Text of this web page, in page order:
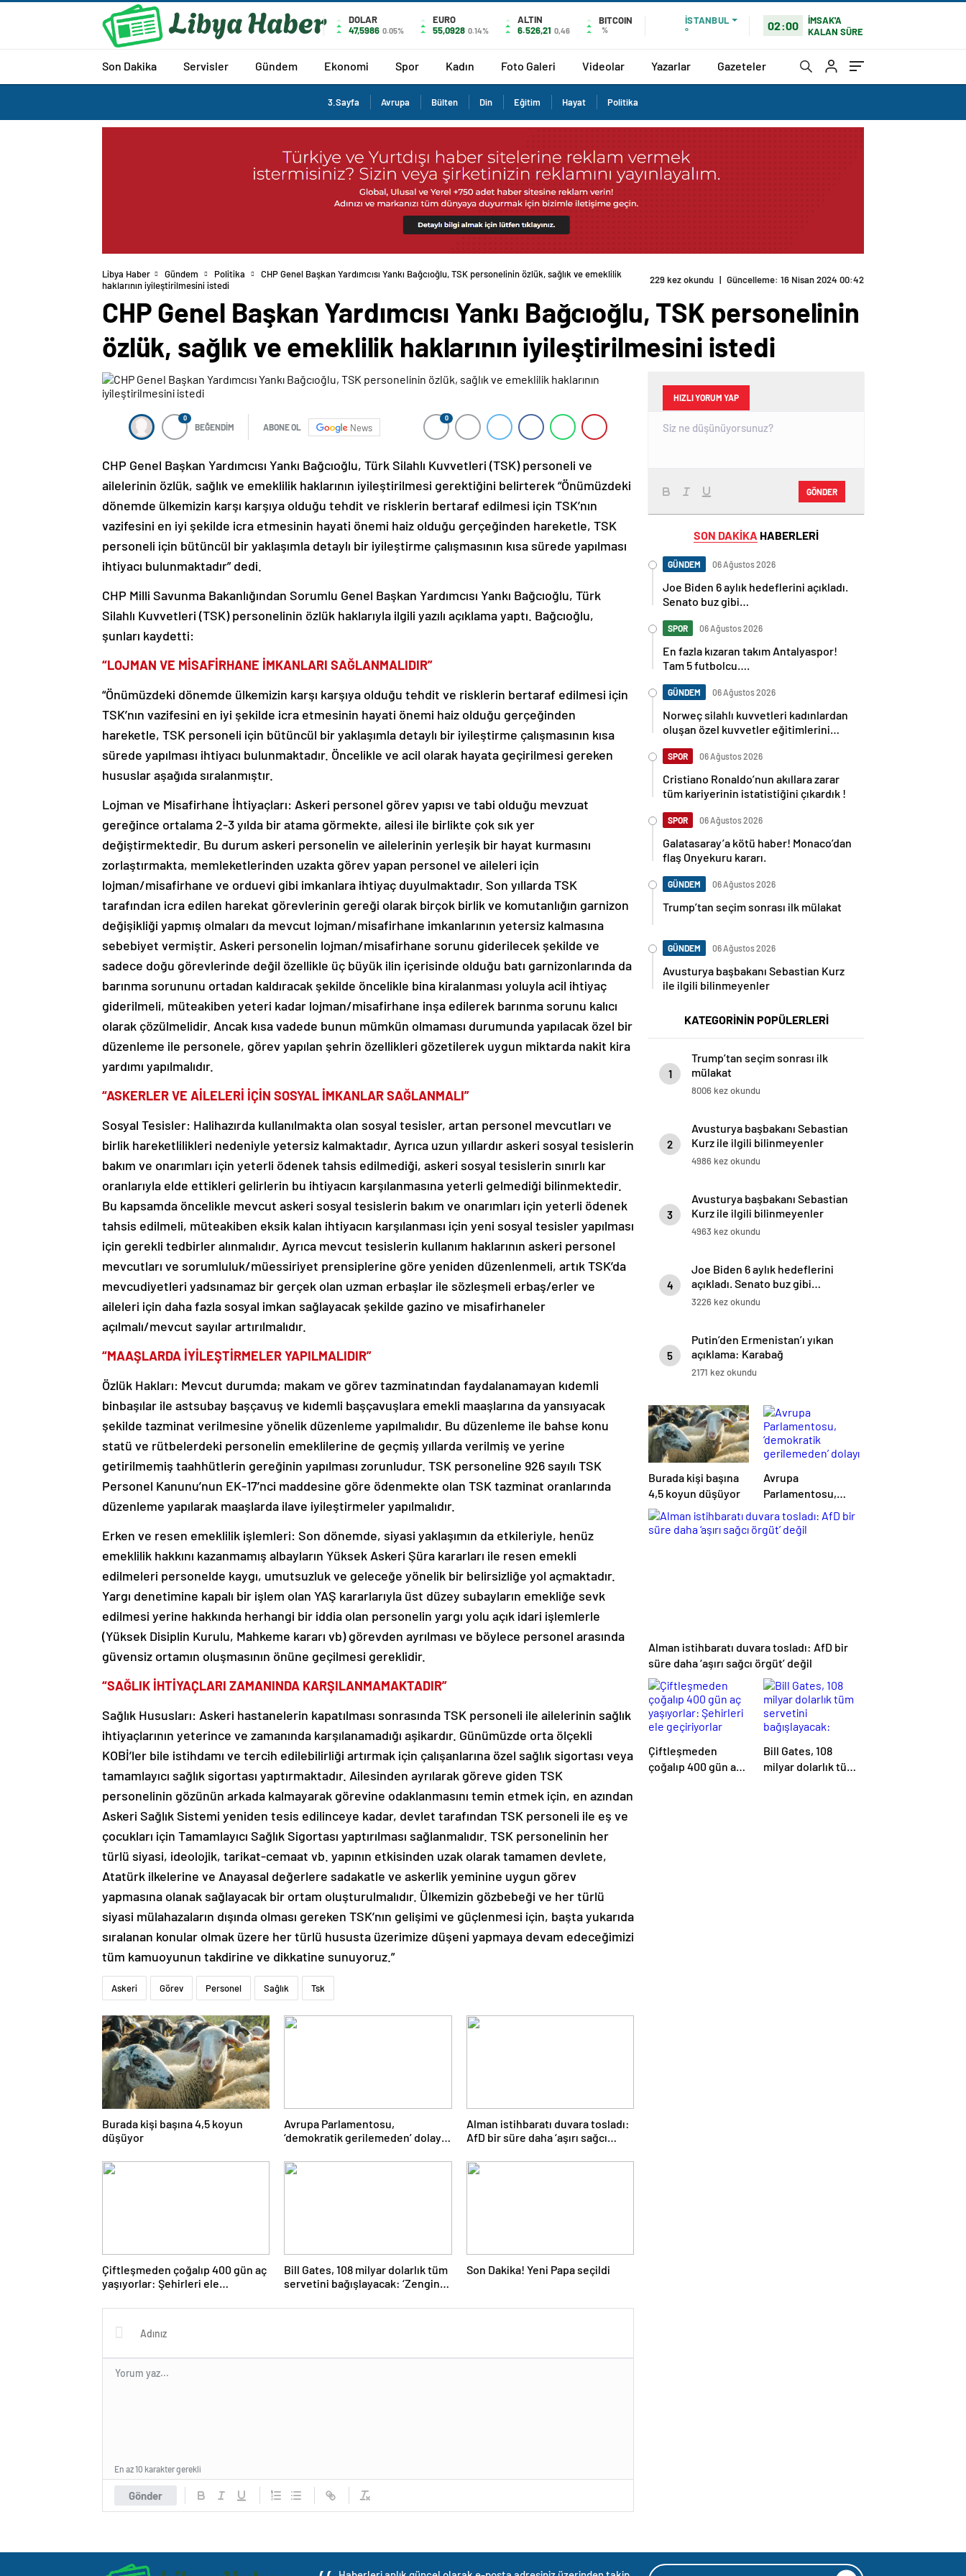
DOLAR
47,5986 0.05%
EURO
55,0928 0.14%
ALTIN
6.526,21 0,46
BITCOIN
%
İSTANBUL
°
02:00
İMSAK'A
KALAN SÜRE
Son Dakika Servisler Gündem Ekonomi Spor Kadın Foto Galeri Videolar Yazarlar Gazeteler
3.Sayfa Avrupa Bülten Din Eğitim Hayat Politika
Libya Haber Gündem Politika
CHP Genel Başkan Yardımcısı Yankı Bağcıoğlu, TSK personelinin özlük, sağlık ve emeklilik
haklarının iyileştirilmesini istedi
229 kez okundu | Güncelleme: 16 Nisan 2024 00:42
CHP Genel Başkan Yardımcısı Yankı Bağcıoğlu, TSK personelinin
özlük, sağlık ve emeklilik haklarının iyileştirilmesini istedi
0
BEĞENDİM ABONE OL News
0
CHP Genel Başkan Yardımcısı Yankı Bağcıoğlu, Türk Silahlı Kuvvetleri (TSK) personeli ve
ailelerinin özlük, sağlık ve emeklilik haklarının iyileştirilmesi gerektiğini belirterek “Önümüzdeki
dönemde ülkemizin karşı karşıya olduğu tehdit ve risklerin bertaraf edilmesi için TSK’nın
vazifesini en iyi şekilde icra etmesinin hayati önemi haiz olduğu gerçeğinden hareketle, TSK
personeli için bütüncül bir yaklaşımla detaylı bir iyileştirme çalışmasının kısa sürede yapılması
ihtiyacı bulunmaktadır” dedi.
CHP Milli Savunma Bakanlığından Sorumlu Genel Başkan Yardımcısı Yankı Bağcıoğlu, Türk
Silahlı Kuvvetleri (TSK) personelinin özlük haklarıyla ilgili yazılı açıklama yaptı. Bağcıoğlu,
şunları kaydetti:
“LOJMAN VE MİSAFİRHANE İMKANLARI SAĞLANMALIDIR”
“Önümüzdeki dönemde ülkemizin karşı karşıya olduğu tehdit ve risklerin bertaraf edilmesi için
TSK’nın vazifesini en iyi şekilde icra etmesinin hayati önemi haiz olduğu gerçeğinden
hareketle, TSK personeli için bütüncül bir yaklaşımla detaylı bir iyileştirme çalışmasının kısa
sürede yapılması ihtiyacı bulunmaktadır. Öncelikle ve acil olarak hayata geçirilmesi gereken
hususlar aşağıda sıralanmıştır.
Lojman ve Misafirhane İhtiyaçları: Askeri personel görev yapısı ve tabi olduğu mevzuat
gereğince ortalama 2-3 yılda bir atama görmekte, ailesi ile birlikte çok sık yer
değiştirmektedir. Bu durum askeri personelin ve ailelerinin yerleşik bir hayat kurmasını
zorlaştırmakta, memleketlerinden uzakta görev yapan personel ve aileleri için
lojman/misafirhane ve orduevi gibi imkanlara ihtiyaç duyulmaktadır. Son yıllarda TSK
tarafından icra edilen harekat görevlerinin gereği olarak birçok birlik ve komutanlığın garnizon
değişikliği yapmış olmaları da mevcut lojman/misafirhane imkanlarının yetersiz kalmasına
sebebiyet vermiştir. Askeri personelin lojman/misafirhane sorunu giderilecek şekilde ve
sadece doğu görevlerinde değil özellikle üç büyük ilin içerisinde olduğu batı garnizonlarında da
barınma sorununu ortadan kaldıracak şekilde öncelikle bina kiralanması yoluyla acil ihtiyaç
giderilmeli, müteakiben yeteri kadar lojman/misafirhane inşa edilerek barınma sorunu kalıcı
olarak çözülmelidir. Ancak kısa vadede bunun mümkün olmaması durumunda yapılacak özel bir
düzenleme ile personele, görev yapılan şehrin özellikleri gözetilerek uygun miktarda nakit kira
yardımı yapılmalıdır.
“ASKERLER VE AİLELERİ İÇİN SOSYAL İMKANLAR SAĞLANMALI”
Sosyal Tesisler: Halihazırda kullanılmakta olan sosyal tesisler, artan personel mevcutları ve
birlik hareketlilikleri nedeniyle yetersiz kalmaktadır. Ayrıca uzun yıllardır askeri sosyal tesislerin
bakım ve onarımları için yeterli ödenek tahsis edilmediği, askeri sosyal tesislerin sınırlı kar
oranlarıyla elde ettikleri gelirlerin bu ihtiyacın karşılanmasına yeterli gelmediği bilinmektedir.
Bu kapsamda öncelikle mevcut askeri sosyal tesislerin bakım ve onarımları için yeterli ödenek
tahsis edilmeli, müteakiben eksik kalan ihtiyacın karşılanması için yeni sosyal tesisler yapılması
için gerekli tedbirler alınmalıdır. Ayrıca mevcut tesislerin kullanım haklarının askeri personel
mevcutları ve sorumluluk/müessiriyet prensiplerine göre yeniden düzenlenmeli, artık TSK’da
mevcudiyetleri yadsınamaz bir gerçek olan uzman erbaşlar ile sözleşmeli erbaş/erler ve
aileleri için daha fazla sosyal imkan sağlayacak şekilde gazino ve misafirhaneler
açılmalı/mevcut sayılar artırılmalıdır.
“MAAŞLARDA İYİLEŞTİRMELER YAPILMALIDIR”
Özlük Hakları: Mevcut durumda; makam ve görev tazminatından faydalanamayan kıdemli
binbaşılar ile astsubay başçavuş ve kıdemli başçavuşlara emekli maaşlarına da yansıyacak
şekilde tazminat verilmesine yönelik düzenleme yapılmalıdır. Bu düzenleme ile bahse konu
statü ve rütbelerdeki personelin emeklilerine de geçmiş yıllarda verilmiş ve yerine
getirilmemiş taahhütlerin gereğinin yapılması zorunludur. TSK personeline 926 sayılı TSK
Personel Kanunu’nun EK-17’nci maddesine göre ödenmekte olan TSK tazminat oranlarında
düzenleme yapılarak maaşlarda ilave iyileştirmeler yapılmalıdır.
Erken ve resen emeklilik işlemleri: Son dönemde, siyasi yaklaşımın da etkileriyle, henüz
emeklilik hakkını kazanmamış albayların Yüksek Askeri Şüra kararları ile resen emekli
edilmeleri personelde kaygı, umutsuzluk ve geleceğe yönelik bir belirsizliğe yol açmaktadır.
Yargı denetimine kapalı bir işlem olan YAŞ kararlarıyla üst düzey subayların emekliğe sevk
edilmesi yerine hakkında herhangi bir iddia olan personelin yargı yolu açık idari işlemlerle
(Yüksek Disiplin Kurulu, Mahkeme kararı vb) görevden ayrılması ve böylece personel arasında
güvensiz ortamın oluşmasının önüne geçilmesi gereklidir.
“SAĞLIK İHTİYAÇLARI ZAMANINDA KARŞILANMAMAKTADIR”
Sağlık Hususları: Askeri hastanelerin kapatılması sonrasında TSK personeli ile ailelerinin sağlık
ihtiyaçlarının yeterince ve zamanında karşılanamadığı aşikardır. Günümüzde orta ölçekli
KOBİ’ler bile istihdamı ve tercih edilebilirliği artırmak için çalışanlarına özel sağlık sigortası veya
tamamlayıcı sağlık sigortası yaptırmaktadır. Ailesinden ayrılarak göreve giden TSK
personelinin gözünün arkada kalmayarak görevine odaklanmasını temin etmek için, en azından
Askeri Sağlık Sistemi yeniden tesis edilinceye kadar, devlet tarafından TSK personeli ile eş ve
çocukları için Tamamlayıcı Sağlık Sigortası yaptırılması sağlanmalıdır. TSK personelinin her
türlü siyasi, ideolojik, tarikat-cemaat vb. yapının etkisinden uzak olarak tamamen devlete,
Atatürk ilkelerine ve Anayasal değerlere sadakatle ve askerlik yeminine uygun görev
yapmasına olanak sağlayacak bir ortam oluşturulmalıdır. Ülkemizin gözbebeği ve her türlü
siyasi mülahazaların dışında olması gereken TSK’nın gelişimi ve güçlenmesi için, başta yukarıda
sıralanan konular olmak üzere her türlü hususta üzerimize düşeni yapmaya devam edeceğimizi
tüm kamuoyunun takdirine ve dikkatine sunuyoruz.”
Askeri Görev Personel Sağlık Tsk
Burada kişi başına 4,5 koyun
düşüyor
Avrupa Parlamentosu,
‘demokratik gerilemeden’ dolayı
süresiz dondu’
Alman istihbaratı duvara tosladı:
AfD bir süre daha ‘aşırı sağcı
Çiftleşmeden çoğalıp 400 gün aç
yaşıyorlar: Şehirleri ele
Bill Gates, 108 milyar dolarlık tüm
servetini bağışlayacak: ‘Zengin
Son Dakika! Yeni Papa seçildi
Gönder
En az 10 karakter gerekli
HIZLI YORUM YAP
GÖNDER
SON DAKİKA HABERLERİ
GÜNDEM 06 Ağustos 2026
Joe Biden 6 aylık hedeflerini açıkladı.
Senato buz gibi…
SPOR 06 Ağustos 2026
En fazla kızaran takım Antalyaspor!
Tam 5 futbolcu….
GÜNDEM 06 Ağustos 2026
Norweç silahlı kuvvetleri kadınlardan
oluşan özel kuvvetler eğitimlerini
SPOR 06 Ağustos 2026
Cristiano Ronaldo’nun akıllara zarar
tüm kariyerinin istatistiğini çıkardık !
SPOR 06 Ağustos 2026
Galatasaray’a kötü haber! Monaco’dan
flaş Onyekuru kararı.
GÜNDEM 06 Ağustos 2026
Trump’tan seçim sonrası ilk mülakat
GÜNDEM 06 Ağustos 2026
Avusturya başbakanı Sebastian Kurz
ile ilgili bilinmeyenler
KATEGORİNİN POPÜLERLERİ
1
Trump’tan seçim sonrası ilk
mülakat
8006 kez okundu
2
Avusturya başbakanı Sebastian
Kurz ile ilgili bilinmeyenler
4986 kez okundu
3
Avusturya başbakanı Sebastian
Kurz ile ilgili bilinmeyenler
4963 kez okundu
4
Joe Biden 6 aylık hedeflerini
açıkladı. Senato buz gibi…
3226 kez okundu
5
Putin’den Ermenistan’ı yıkan
açıklama: Karabağ
Azerbaycan’ın ayrılmaz bir
2171 kez okundu
Burada kişi başına
4,5 koyun düşüyor
Avrupa
Parlamentosu,
‘demokratik
gerilemeden’ dolayı
Alman istihbaratı duvara tosladı: AfD bir
süre daha ‘aşırı sağcı örgüt’ değil
Çiftleşmeden
çoğalıp 400 gün aç
Bill Gates, 108
milyar dolarlık tüm